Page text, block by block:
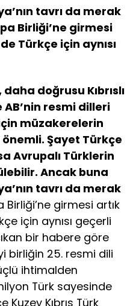
tavrı da merak
Birliği’ne girmesi
Türkçe için aynısı
doğrusu Kıbrıslı
resmi dilleri
müzakerelerin
Şayet Türkçe
Avrupalı Türklerin
Ancak buna
tavrı da merak
Birliği’ne girmesi artık
için aynısı geçerli
bir habere göre
birliğin 25. resmi dili
ihtimalden
Türk sayesinde
Kıbrıs Türk